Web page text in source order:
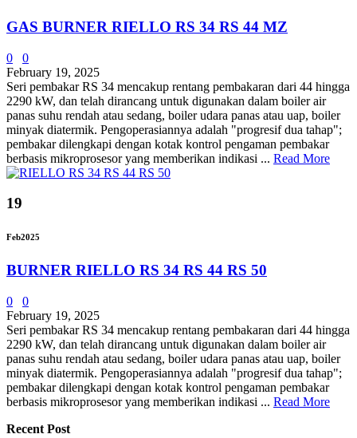
GAS BURNER RIELLO RS 34 RS 44 MZ
0
0
February 19, 2025
Seri pembakar RS 34 mencakup rentang pembakaran dari 44 hingga
2290 kW, dan telah dirancang untuk digunakan dalam boiler air
panas suhu rendah atau sedang, boiler udara panas atau uap, boiler
minyak diatermik. Pengoperasiannya adalah "progresif dua tahap";
pembakar dilengkapi dengan kotak kontrol pengaman pembakar
berbasis mikroprosesor yang memberikan indikasi ... Read More
19
Feb2025
BURNER RIELLO RS 34 RS 44 RS 50
0
0
February 19, 2025
Seri pembakar RS 34 mencakup rentang pembakaran dari 44 hingga
2290 kW, dan telah dirancang untuk digunakan dalam boiler air
panas suhu rendah atau sedang, boiler udara panas atau uap, boiler
minyak diatermik. Pengoperasiannya adalah "progresif dua tahap";
pembakar dilengkapi dengan kotak kontrol pengaman pembakar
berbasis mikroprosesor yang memberikan indikasi ... Read More
Recent Post